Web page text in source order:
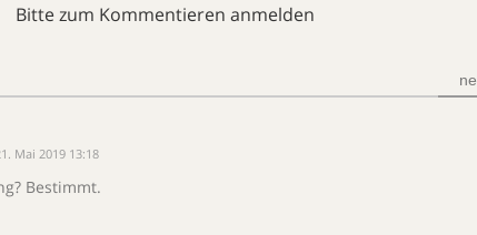
Bitte zum Kommentieren anmelden
Mai 2019 13:18
Bestimmt.